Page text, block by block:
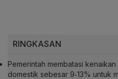
RINGKASAN
Pemerintah membatasi
domestik sebesar 9‑13% untuk